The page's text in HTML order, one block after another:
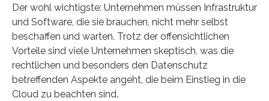
Der wohl wichtigste: Unternehmen müssen Infrastruktur
und Software, die sie brauchen, nicht mehr selbst
beschaffen und warten. Trotz der offensichtlichen
Vorteile sind viele Unternehmen skeptisch, was die
rechtlichen und besonders den Datenschutz
betreffenden Aspekte angeht, die beim Einstieg in die
Cloud zu beachten sind.